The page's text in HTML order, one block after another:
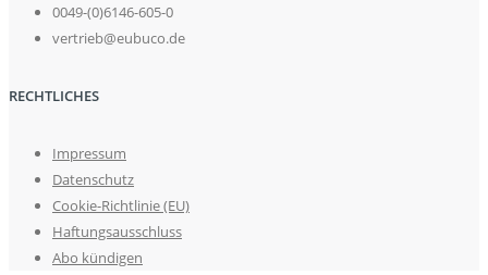
0049-(0)6146-605-0
vertrieb@eubuco.de
RECHTLICHES
Impressum
Datenschutz
Cookie-Richtlinie (EU)
Haftungsausschluss
Abo kündigen